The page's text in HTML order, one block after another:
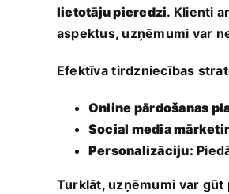
lietotāju pieredzi. Klienti
aspektus, uzņēmumi var
Efektīva⁣ tirdzniecības
Online ⁤pārdošanas
Social media
Personalizāciju:
Turklāt, uzņēmumi⁤ var⁣